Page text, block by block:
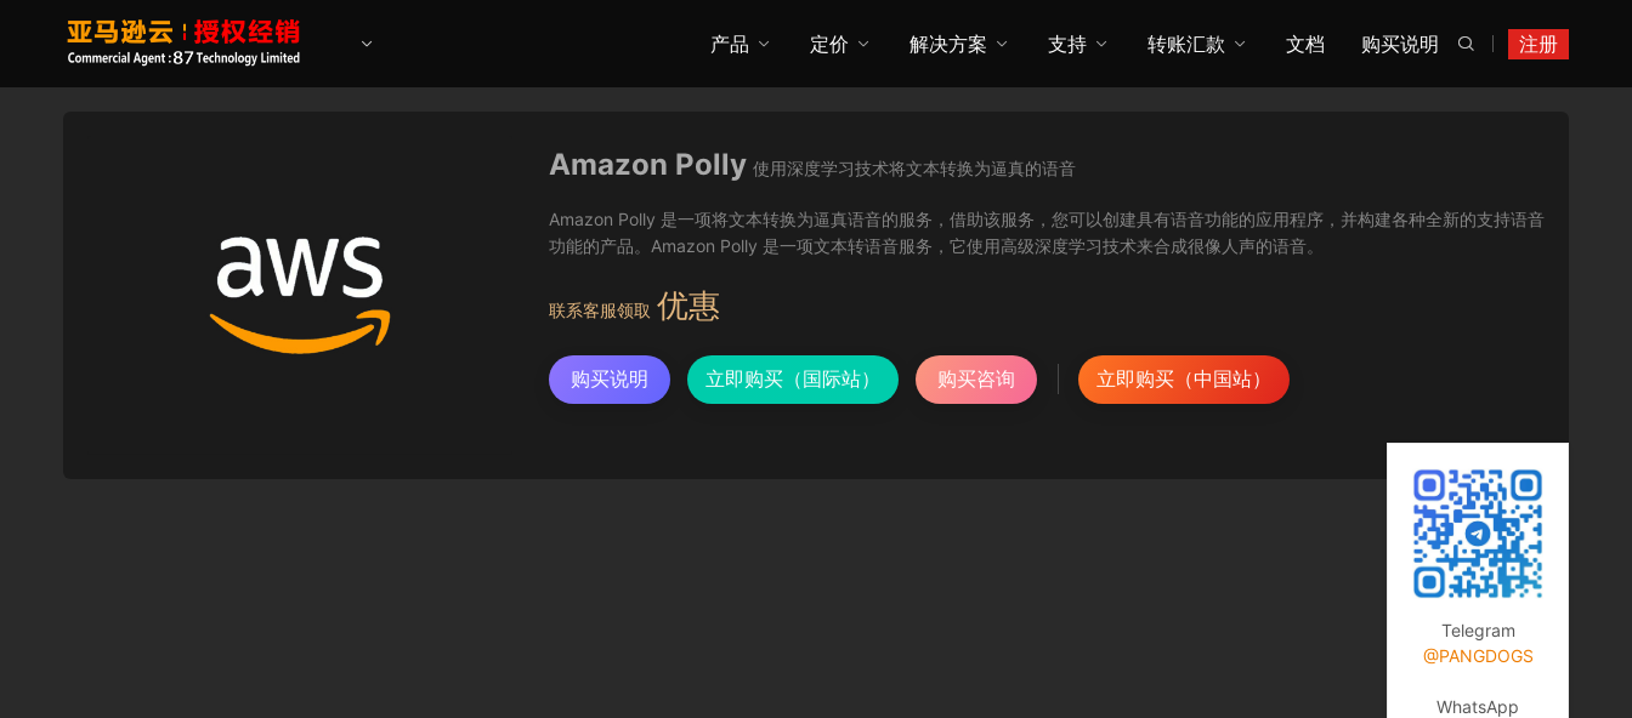
注册

产品 定价 解决方案 支持 转账汇款 文档 购买说明
Amazon Polly 使用深度学习技术将文本转换为逼真的语音
Amazon Polly 是一项将文本转换为逼真语音的服务，借助该服务，您可以创建具有语音功能的应用程序，并构建各种全新的支持语音
功能的产品。Amazon Polly 是一项文本转语音服务，它使用高级深度学习技术来合成很像人声的语音。
联系客服领取 优惠
购买说明 立即购买（国际站） 购买咨询 立即购买（中国站）
Telegram
@PANGDOGS
WhatsApp